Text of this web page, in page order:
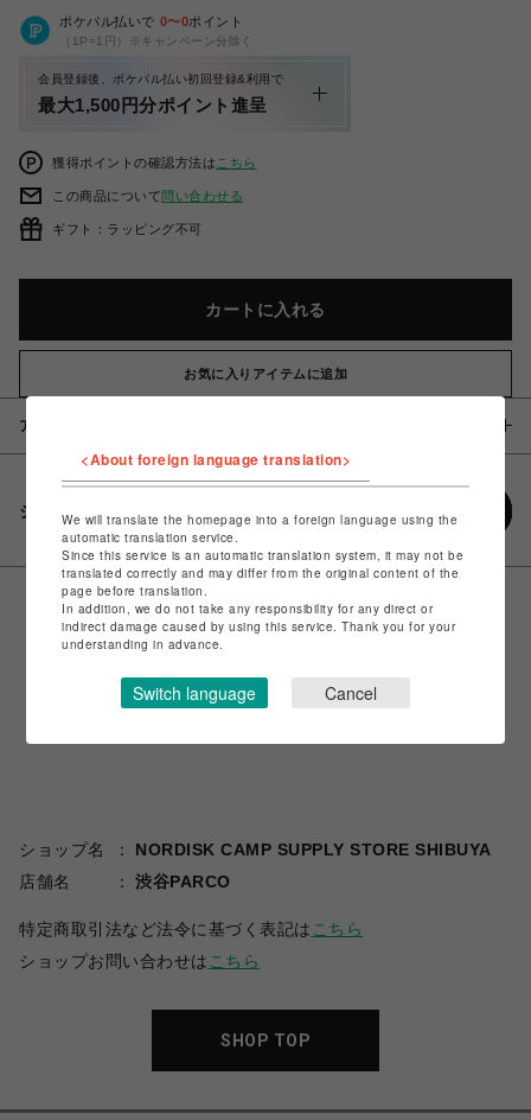
ポケパル払いで 0〜0ポイント
（1P=1円）※キャンペーン分除く
会員登録後、ポケパル払い初回登録&利用で
最大1,500円分ポイント進呈
獲得ポイントの確認方法は こちら
この商品について問い合わせる
ギフト：ラッピング不可
カートに入れる
お気に入りアイテムに追加
アイテム説明 / 素材
シェアする
ショップ名
NORDISK CAMP SUPPLY STORE SHIBUYA
店舗名
渋谷PARCO
特定商取引法など法令に基づく表記は こちら
ショップお問い合わせは こちら
SHOP TOP
<About foreign language translation>
We will translate the homepage into a foreign language using the
automatic translation service.
Since this service is an automatic translation system, it may not be
translated correctly and may differ from the original content of the
page before translation.
In addition, we do not take any responsibility for any direct or
indirect damage caused by using this service. Thank you for your
understanding in advance.
Switch language Cancel